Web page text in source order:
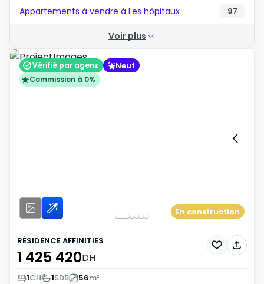
Appartements à vendre à Les hôpitaux 97
Voir plus
Vérifié par agenz Neuf
Commission à 0%
En construction
RÉSIDENCE AFFINITIES
1 425 420DH
1CH 1SDB 56m²